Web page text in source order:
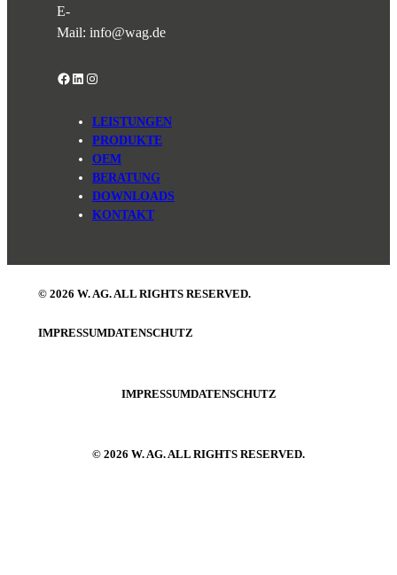
E-
Mail: info@wag.de
Facebook
LinkedIn
Instagram
LEISTUNGEN
PRODUKTE
OEM
BERATUNG
DOWNLOADS
KONTAKT
© 2026 W. AG. ALL RIGHTS RESERVED.
IMPRESSUMDATENSCHUTZ
IMPRESSUMDATENSCHUTZ
© 2026 W. AG. ALL RIGHTS RESERVED.